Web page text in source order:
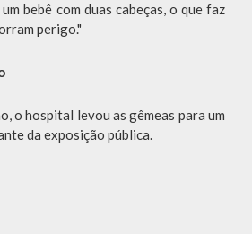
bebê com duas cabeças, o que faz
perigo."
o hospital levou as gêmeas para um
da exposição pública.